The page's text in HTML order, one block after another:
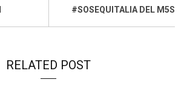
#SOSEQUITALIA DEL M5S
RELATED POST